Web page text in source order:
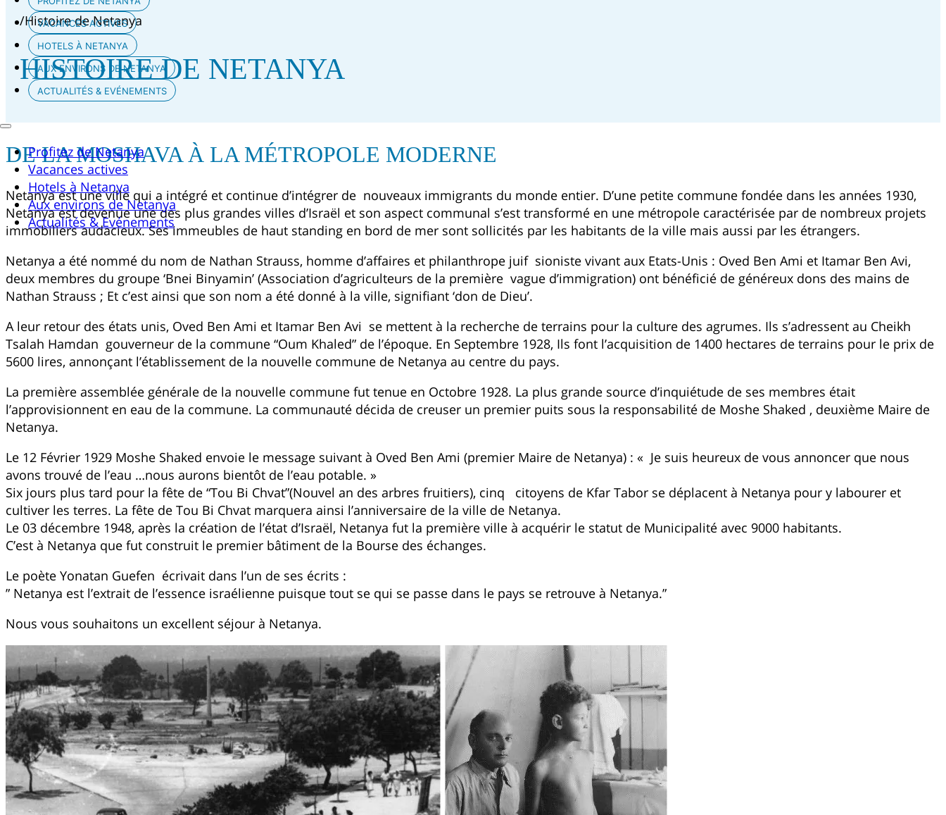
VACANCES ACTIVES
HOTELS À NETANYA
AUX ENVIRONS DE NETANYA
ACTUALITÉS & EVÉNEMENTS
Profitez de Netanya
Vacances actives
Hotels à Netanya
Aux environs de Netanya
Actualités & Evénements
/Histoire de Netanya
HISTOIRE DE NETANYA
DE LA MOSHAVA À LA MÉTROPOLE MODERNE
Netanya est une ville qui a intégré et continue d’intégrer de nouveaux immigrants du monde entier. D’une petite commune fondée dans les années 1930,
Netanya est devenue une des plus grandes villes d’Israël et son aspect communal s’est transformé en une métropole caractérisée par de nombreux projets
immobiliers audacieux. Ses immeubles de haut standing en bord de mer sont sollicités par les habitants de la ville mais aussi par les étrangers.
Netanya a été nommé du nom de Nathan Strauss, homme d’affaires et philanthrope juif sioniste vivant aux Etats-Unis : Oved Ben Ami et Itamar Ben Avi,
deux membres du groupe ‘Bnei Binyamin’ (Association d’agriculteurs de la première vague d’immigration) ont bénéficié de généreux dons des mains de
Nathan Strauss ; Et c’est ainsi que son nom a été donné à la ville, signifiant ‘don de Dieu’.
A leur retour des états unis, Oved Ben Ami et Itamar Ben Avi se mettent à la recherche de terrains pour la culture des agrumes. Ils s’adressent au Cheikh
Tsalah Hamdan gouverneur de la commune “Oum Khaled” de l’époque. En Septembre 1928, Ils font l’acquisition de 1400 hectares de terrains pour le prix de
5600 lires, annonçant l’établissement de la nouvelle commune de Netanya au centre du pays.
La première assemblée générale de la nouvelle commune fut tenue en Octobre 1928. La plus grande source d’inquiétude de ses membres était
l’approvisionnent en eau de la commune. La communauté décida de creuser un premier puits sous la responsabilité de Moshe Shaked , deuxième Maire de
Netanya.
Le 12 Février 1929 Moshe Shaked envoie le message suivant à Oved Ben Ami (premier Maire de Netanya) : « Je suis heureux de vous annoncer que nous
avons trouvé de l’eau …nous aurons bientôt de l’eau potable. »
Six jours plus tard pour la fête de “Tou Bi Chvat”(Nouvel an des arbres fruitiers), cinq citoyens de Kfar Tabor se déplacent à Netanya pour y labourer et
cultiver les terres. La fête de Tou Bi Chvat marquera ainsi l’anniversaire de la ville de Netanya.
Le 03 décembre 1948, après la création de l’état d’Israël, Netanya fut la première ville à acquérir le statut de Municipalité avec 9000 habitants.
C’est à Netanya que fut construit le premier bâtiment de la Bourse des échanges.
Le poète Yonatan Guefen écrivait dans l’un de ses écrits :
” Netanya est l’extrait de l’essence israélienne puisque tout se qui se passe dans le pays se retrouve à Netanya.”
Nous vous souhaitons un excellent séjour à Netanya.